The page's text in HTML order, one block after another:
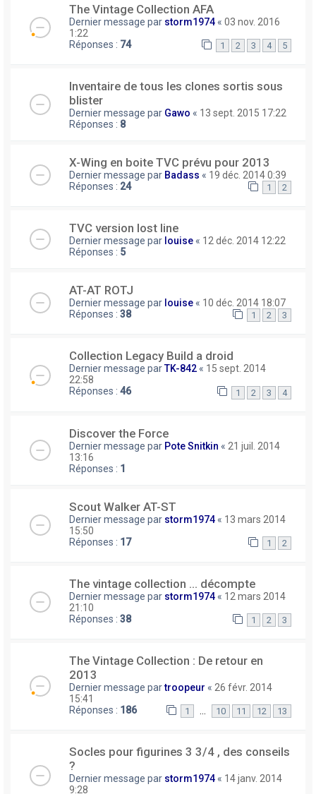
The Vintage Collection AFA
Dernier message par storm1974 « 03 nov. 2016
1:22
Réponses : 74 1 2 3 4 5
Inventaire de tous les clones sortis sous
blister
Dernier message par Gawo « 13 sept. 2015 17:22
Réponses : 8
X-Wing en boite TVC prévu pour 2013
Dernier message par Badass « 19 déc. 2014 0:39
Réponses : 24 1 2
TVC version lost line
Dernier message par louise « 12 déc. 2014 12:22
Réponses : 5
AT-AT ROTJ
Dernier message par louise « 10 déc. 2014 18:07
Réponses : 38 1 2 3
Collection Legacy Build a droid
Dernier message parTK-842 « 15 sept. 2014
22:58
Réponses : 46 1 2 3 4
Discover the Force
Dernier message par Pote Snitkin « 21 juil. 2014
13:16
Réponses : 1
Scout Walker AT-ST
Dernier message par storm1974 « 13 mars 2014
15:50
Réponses : 17 1 2
The vintage collection ... décompte
Dernier message par storm1974 « 12 mars 2014
21:10
Réponses : 38 1 2 3
The Vintage Collection : De retour en
2013
Dernier message partroopeur « 26 févr. 2014
15:41
Réponses : 186 1 … 10 11 12 13
Socles pour figurines 3 3/4 , des conseils
?
Dernier message par storm1974 « 14 janv. 2014
9:28